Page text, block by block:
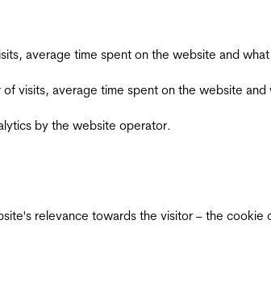
average time spent on the website and
visits, average time spent on the website
by the website operator.
relevance towards the visitor – the